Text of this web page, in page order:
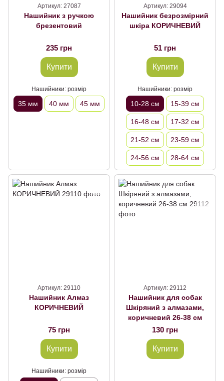
Артикул: 27087
Нашийник з ручкою
брезентовий
235 грн
Купити
Нашийники: розмір
35 мм 40 мм 45 мм
Артикул: 29094
Нашийник безрозмірний
шкіра КОРИЧНЕВИЙ
51 грн
Купити
Нашийники: розмір
10-28 см 15-39 см
16-48 см 17-32 см
21-52 см 23-59 см
24-56 см 28-64 см
Артикул: 29110
Нашийник Алмаз
КОРИЧНЕВИЙ
75 грн
Купити
Нашийники: розмір
Артикул: 29112
Нашийник для собак
Шкіряний з алмазами,
коричневий 26-38 см
130 грн
Купити